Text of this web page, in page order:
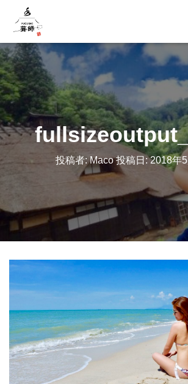
投稿者:Maco投稿日:2018年